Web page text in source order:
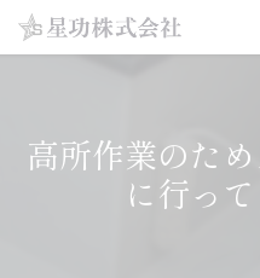
高所作業のた
に行っ